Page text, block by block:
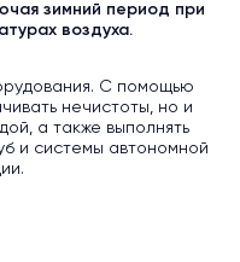
зимний период при
воздуха.
С помощью
нечистоты, но и
а также выполнять
и системы автономной